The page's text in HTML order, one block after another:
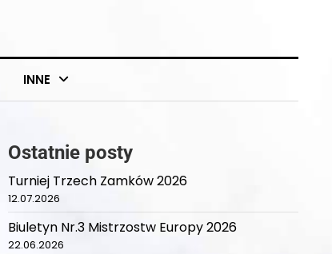
INNE
Ostatnie posty
Turniej Trzech Zamków 2026
12.07.2026
Biuletyn Nr.3 Mistrzostw Europy 2026
22.06.2026